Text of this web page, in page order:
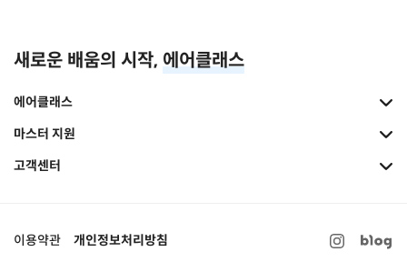
새로운 배움의 시작, 에어클래스
에어클래스
마스터 지원
고객센터
이용약관 개인정보처리방침